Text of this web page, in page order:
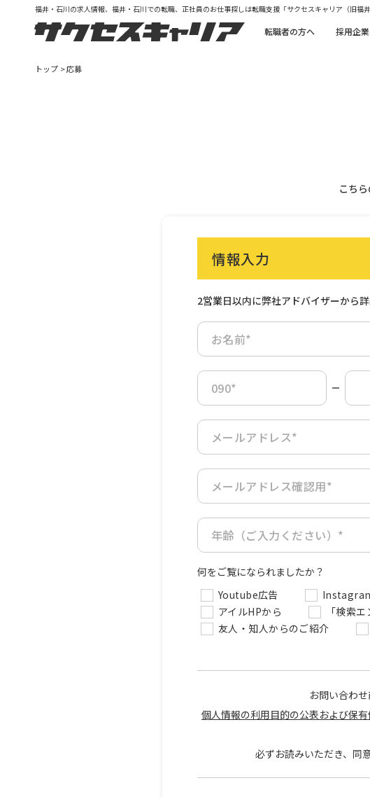
福井・石川の求人情報、福井・石川での転職、正社員のお仕事探しは転職支援「サクセスキャリア（旧
転職者の方へ 採用企
トップ 応募
こち
情報入力
2営業日以内に弊社アドバイザーから
お名前*
090*
メールアドレス*
メールアドレス確認用*
年齢（ご入力ください）*
何をご覧になられましたか？
Youtube広告
アイルHPから
「検索
友人・知人からのご紹介
お問い合わせ
個人情報の利用目的の公表および保
必ずお読みいただき、同